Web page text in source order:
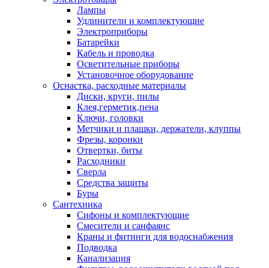
Лампы
Удлинители и комплектующие
Электроприборы
Батарейки
Кабель и проводка
Осветительные приборы
Установочное оборудование
Оснастка, расходные материалы
Диски, круги, пилы
Клея,герметик,пена
Ключи, головки
Метчики и плашки, держатели, клуппы
Фрезы, коронки
Отвертки, биты
Расходники
Сверла
Средства защиты
Буры
Сантехника
Сифоны и комплектующие
Смесители и санфаянс
Краны и фитинги для водоснабжения
Подводка
Канализация